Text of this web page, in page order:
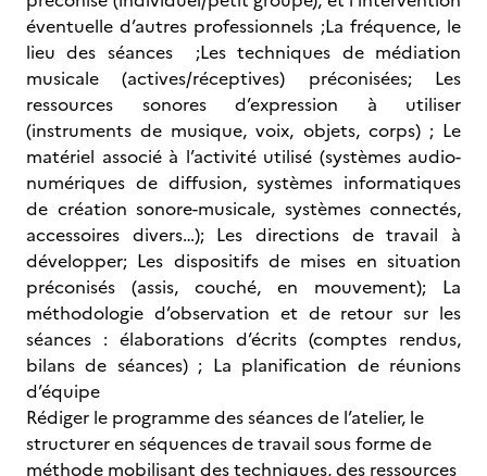
éventuelle d’autres professionnels ;La fréquence, le
lieu des séances ;Les techniques de médiation
musicale (actives/réceptives) préconisées; Les
ressources sonores d’expression à utiliser
(instruments de musique, voix, objets, corps) ; Le
matériel associé à l’activité utilisé (systèmes audio-
numériques de diffusion, systèmes informatiques
de création sonore-musicale, systèmes connectés,
accessoires divers…); Les directions de travail à
développer; Les dispositifs de mises en situation
préconisés (assis, couché, en mouvement); La
méthodologie d’observation et de retour sur les
séances : élaborations d’écrits (comptes rendus,
bilans de séances) ; La planification de réunions
d’équipe
Rédiger le programme des séances de l’atelier, le
structurer en séquences de travail sous forme de
méthode mobilisant des techniques, des ressources